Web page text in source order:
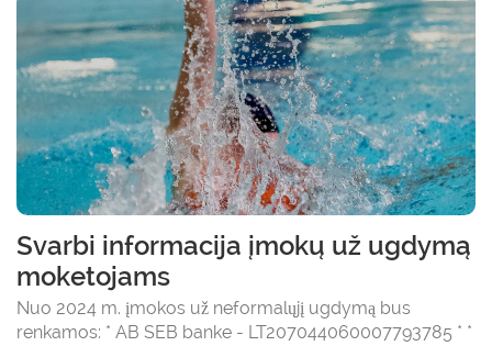
Svarbi informacija įmokų už ugdymą
moketojams
Nuo 2024 m. įmokos už neformalųjį ugdymą bus
renkamos: * AB SEB banke - LT207044060007793785 * *